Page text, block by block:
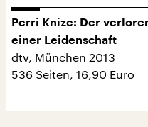
Perri Knize: Der
einer Leidenschaft
dtv, München 2013
536 Seiten, 16,90 Euro